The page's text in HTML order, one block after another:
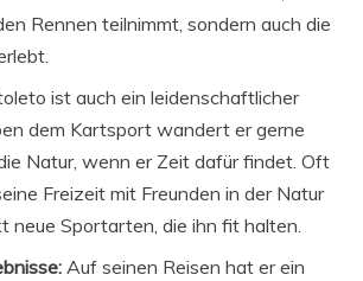
Rennen teilnimmt, sondern auch die
ist auch ein leidenschaftlicher
dem Kartsport wandert er gerne
Natur, wenn er Zeit dafür findet. Oft
Freizeit mit Freunden in der Natur
neue Sportarten, die ihn fit halten.
Auf seinen Reisen hat er ein